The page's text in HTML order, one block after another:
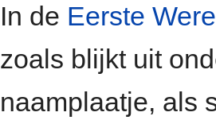
In de Eerste
zoals blijkt uit
naamplaatje, als